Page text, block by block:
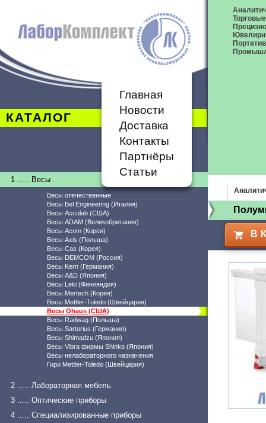
КАТАЛОГ
Главная
Новости
Доставка
Контакты
Партнёры
Статьи
1 ..... Весы
Весы отечественные
Весы Bel Engineering (Италия)
Весы Acculab (США)
Весы ADAM (Великобритания)
Весы Acom (Корея)
Весы Axis (Польша)
Весы Cas (Корея)
Весы DEMCOM (Россия)
Весы Kern (Германия)
Весы A&D (Япония)
Весы Leki (Финляндия)
Весы Mertech (Корея)
Весы Mettler-Toledo (Швейцария)
Весы Ohaus (США)
Весы Radwag (Польша)
Весы Sartorius (Германия)
Весы Shimadzu (Япония)
Весы Vibra фирмы Shinko (Япония)
Весы нелабораторного назначения
Гири Mettler-Toledo (Швейцария)
2 ..... Лабораторная мебель
3 ..... Оптические приборы
4 ..... Специализированные приборы
В